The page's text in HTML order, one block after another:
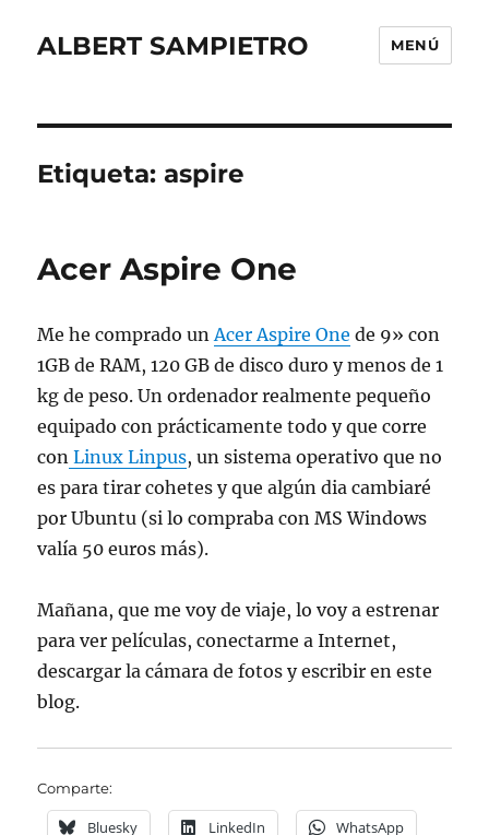
ALBERT SAMPIETRO MENÚ
Etiqueta:aspire
Acer Aspire One
Me he comprado unAcer Aspire One de 9» con
1GB de RAM, 120 GB de disco duro y menos de 1
kg de peso. Un ordenador realmente pequeño
equipado con prácticamente todo y que corre
con Linux Linpus, un sistema operativo que no
es para tirar cohetes y que algún dia cambiaré
por Ubuntu (si lo compraba con MS Windows
valía 50 euros más).
Mañana, que me voy de viaje, lo voy a estrenar
para ver películas, conectarme a Internet,
descargar la cámara de fotos y escribir en este
blog.
Comparte:
Bluesky LinkedIn WhatsApp